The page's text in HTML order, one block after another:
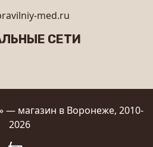
med.ru
СЕТИ
— магазин в Воронеже, 2010-
2026